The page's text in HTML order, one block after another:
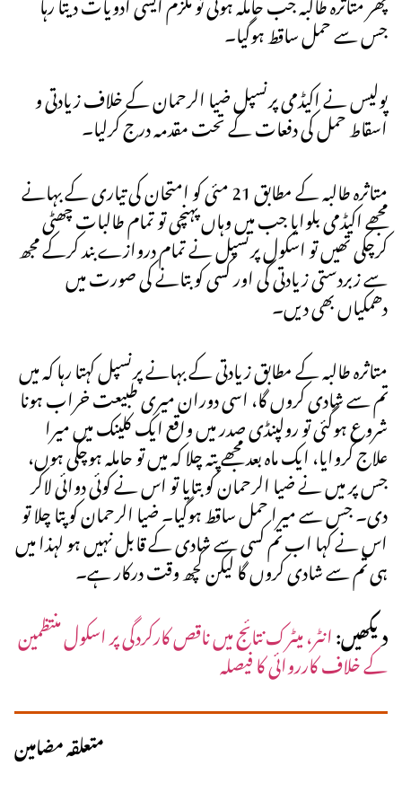
جس سے حمل ساقط ہوگیا۔
پولیس نے اکیڈمی پرنسپل ضیا الرحمان کے خلاف زیادتی و
اسقاط حمل کی دفعات کے تحت مقدمہ درج کرلیا۔
متاثرہ طالبہ کے مطابق 21 مئی کو امتحان کی تیاری کے بہانے
مجھے اکیڈمی بلوایا جب میں وہاں پہنچی تو تمام طالبات چھٹی
کرچکی تھیں تو اسکول پرنسپل نے تمام دروازے بند کرکے مجھ
سے زبردستی زیادتی کی اور کسی کو بتانے کی صورت میں
دھمکیاں بھی دیں۔
متاثرہ طالبہ کے مطابق زیادتی کے بہانے پرنسپل کہتا رہا کہ میں
تم سے شادی کروں گا، اسی دوران میری طبیعت خراب ہونا
شروع ہوگئی تو رولپنڈی صدر میں واقع ایک کلینک میں میرا
علاج کروایا، ایک ماہ بعد مجھے پتہ چلا کہ میں تو حاملہ ہوچکی ہوں،
جس پر میں نے ضیا الرحمان کو بتایا تو اس نے کوئی دوائی لاکر
دی۔ جس سے میرا حمل ساقط ہوگیا۔ ضیا الرحمان کو پتا چلا تو
اس نے کہا اب تم کسی سے شادی کے قابل نہیں ہو لہذا میں
ہی تم سے شادی کروں گا لیکن کچھ وقت درکار ہے۔
دیکھیں:انٹر، میٹرک نتائج میں ناقص کارکردگی پر اسکول منتظمین
کے خلاف کارروائی کا فیصلہ
متعلقہ مضامین